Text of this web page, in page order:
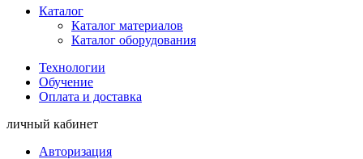
Каталог
Каталог материалов
Каталог оборудования
Технологии
Обучение
Оплата и доставка
личный кабинет
Авторизация